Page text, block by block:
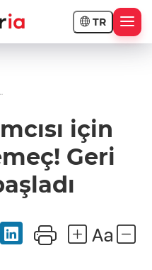
TR
için
Geri